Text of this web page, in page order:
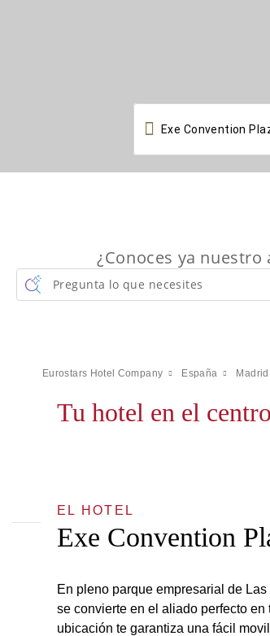

¿Conoces ya
Pregunta lo que necesites
Eurostars Hotel Company España Madrid
Tu hotel en el
EL HOTEL
Exe Convention
En pleno parque empresarial de Las
se convierte en el aliado perfecto
ubicación te garantiza una fácil